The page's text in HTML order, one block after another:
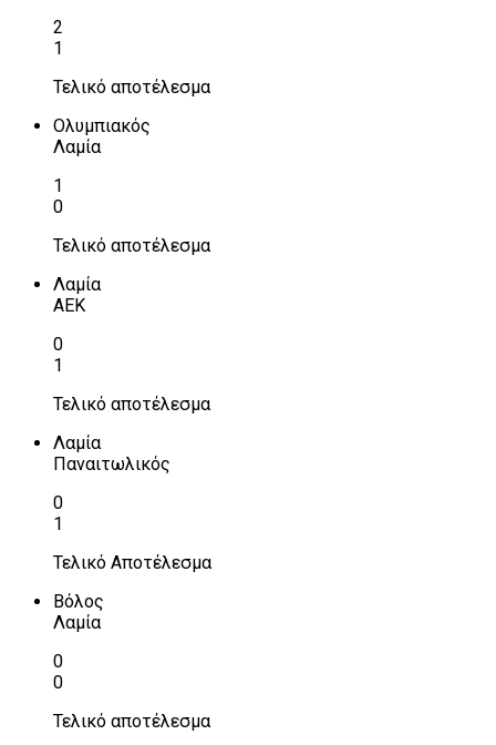
2
1
Τελικό αποτέλεσμα
Ολυμπιακός
Λαμία
1
0
Τελικό αποτέλεσμα
Λαμία
ΑΕΚ
0
1
Τελικό αποτέλεσμα
Λαμία
Παναιτωλικός
0
1
Τελικό Αποτέλεσμα
Βόλος
Λαμία
0
0
Τελικό αποτέλεσμα